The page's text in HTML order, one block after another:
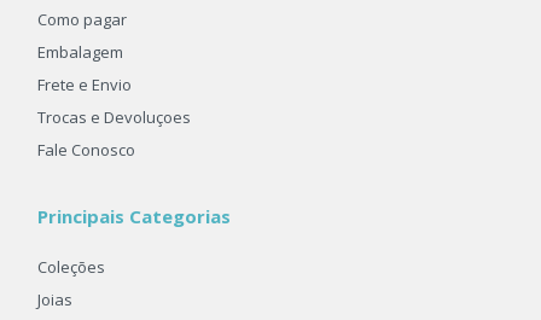
Como pagar
Embalagem
Frete e Envio
Trocas e Devoluçoes
Fale Conosco
Principais Categorias
Coleções
Joias